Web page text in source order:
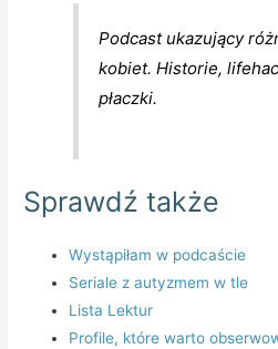
Podcast ukazujący
kobiet. Historie,
płaczki.
Sprawdź także
Wystąpiłam w podcaście
Seriale z autyzmem w tle
Lista Lektur
Profile, które warto